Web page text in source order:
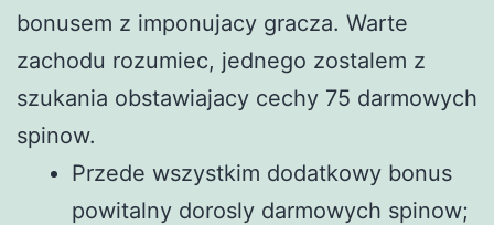
bonusem z imponujacy gracza. Warte
zachodu rozumiec, jednego zostalem z
szukania obstawiajacy cechy 75 darmowych
spinow.
Przede wszystkim dodatkowy bonus
powitalny dorosly darmowych spinow;